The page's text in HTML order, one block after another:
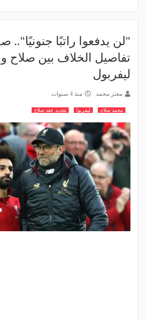
"لن يدفعوا راتبًا
تفاصيل الخلاف بين صلاح
ليفربول
معتز محمد منذ 4 سنوات
محمد صلاح ليفربول تجديد عقد صلاح